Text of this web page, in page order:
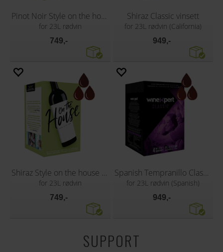
Pinot Noir Style on the house vinsett
for 23L rødvin
749,-
Shiraz Classic vinsett
for 23L rødvin (California)
949,-
Shiraz Style on the house vinsett
for 23L rødvin
749,-
Spanish Tempranillo Classic vinsett
for 23L rødvin (Spanish)
949,-
SUPPORT